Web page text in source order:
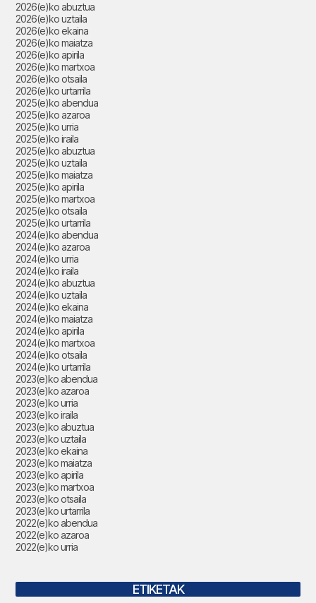
2026(e)ko abuztua
2026(e)ko uztaila
2026(e)ko ekaina
2026(e)ko maiatza
2026(e)ko apirila
2026(e)ko martxoa
2026(e)ko otsaila
2026(e)ko urtarrila
2025(e)ko abendua
2025(e)ko azaroa
2025(e)ko urria
2025(e)ko iraila
2025(e)ko abuztua
2025(e)ko uztaila
2025(e)ko maiatza
2025(e)ko apirila
2025(e)ko martxoa
2025(e)ko otsaila
2025(e)ko urtarrila
2024(e)ko abendua
2024(e)ko azaroa
2024(e)ko urria
2024(e)ko iraila
2024(e)ko abuztua
2024(e)ko uztaila
2024(e)ko ekaina
2024(e)ko maiatza
2024(e)ko apirila
2024(e)ko martxoa
2024(e)ko otsaila
2024(e)ko urtarrila
2023(e)ko abendua
2023(e)ko azaroa
2023(e)ko urria
2023(e)ko iraila
2023(e)ko abuztua
2023(e)ko uztaila
2023(e)ko ekaina
2023(e)ko maiatza
2023(e)ko apirila
2023(e)ko martxoa
2023(e)ko otsaila
2023(e)ko urtarrila
2022(e)ko abendua
2022(e)ko azaroa
2022(e)ko urria
ETIKETAK